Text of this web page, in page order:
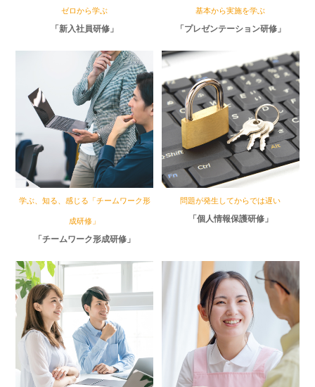
ゼロから学ぶ
「新入社員研修」
基本から実施を学ぶ
「プレゼンテーション研修」
学ぶ、知る、感じる「チームワーク形
成研修」
「チームワーク形成研修」
問題が発生してからでは遅い
「個人情報保護研修」